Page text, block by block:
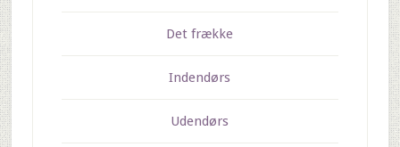
Det frække
Indendørs
Udendørs